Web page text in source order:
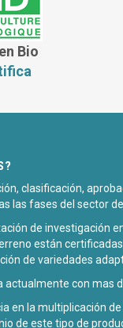
Bio
clasificación,
las fases del sector
de investigación
están
de variedades
actualmente con mas
en la multiplicación
de este tipo de